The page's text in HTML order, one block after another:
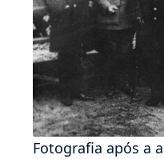
Fotografia após a